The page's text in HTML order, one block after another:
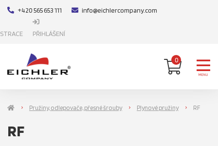
+420 565 653 111 info@eichlercompany.com
PŘIHLÁŠENÍ
0
MENU
Pružiny, odlepovače, přesné šrouby Plynové pružiny RF
RF